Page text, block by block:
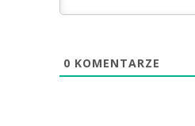
0 KOMENTARZE